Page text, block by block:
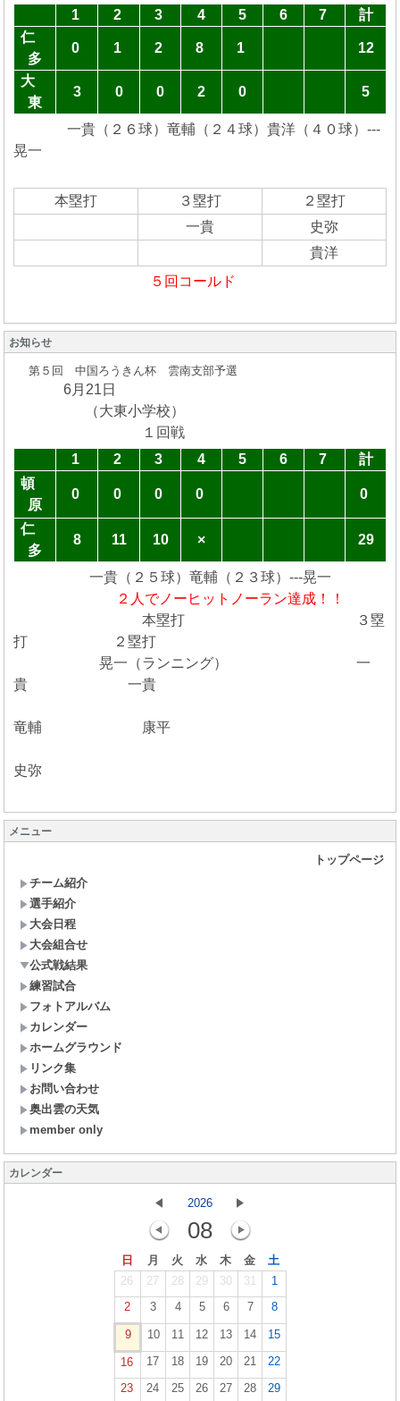
メニュー
トップページ
チーム紹介
選手紹介
大会日程
大会組合せ
公式戦結果
練習試合
フォトアルバム
カレンダー
ホームグラウンド
リンク集
お問い合わせ
奥出雲の天気
member only
カレンダー
2026
08
日 月 火 水 木 金
土
26
27 28 29 30 31
1
2
3 4 5 6 7 8
9 10 11 12 13 14 15
16 17 18 19 20 21
22
23
24 25 26 27 28 29
1
2 3 4 5 6 7
計
仁
多
0 1 2 8 1 12
大
東
3 0 0 2 0 5
一貴（２６球）竜輔（２４球）貴洋（４０球）---
晃一
本塁打 ３塁打
２塁打
一貴
史弥
貴洋
５回コールド
お知らせ
第５回 中国ろうきん杯 雲南支部予選
6月21日
（大東小学校）
１回戦
1
2 3 4 5 6 7
計
頓
原
0 0 0 0 0
仁
多
8 11 10 × 29
一貴（２５球）竜輔（２３球）---晃一
２人でノーヒットノーラン達成！！
本塁打 ３塁
打 ２塁打
晃一（ランニング） 一
貴 一貴
竜輔 康平
史弥